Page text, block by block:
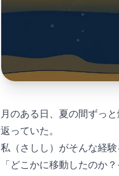
10月のある日、夏の間ず
返っていた。
私（さしし）がそんな経験
「どこかに移動したのか